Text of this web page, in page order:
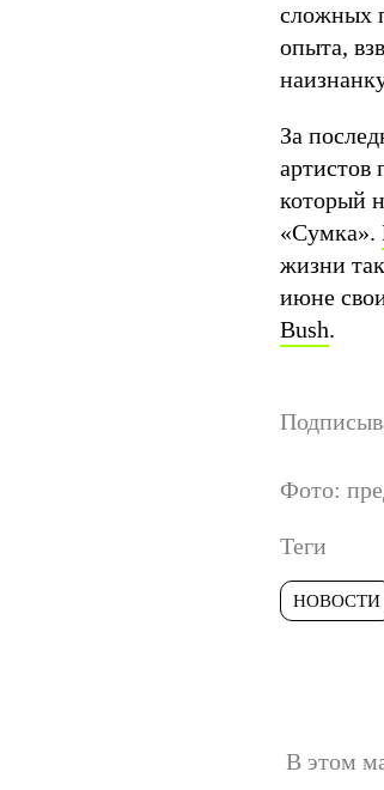
сложных
опыта,
За
который
«Сумка».
жизни
июне
Bush.
Фото:
Теги
НОВОСТИ
В этом